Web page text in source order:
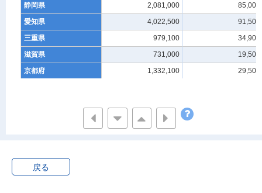
静岡県
2,081,000
85,000
愛知県
4,022,500
91,500
三重県
979,100
34,900
滋賀県
731,000
19,500
京都府
1,332,100
29,500
669,600
島根県
戻る